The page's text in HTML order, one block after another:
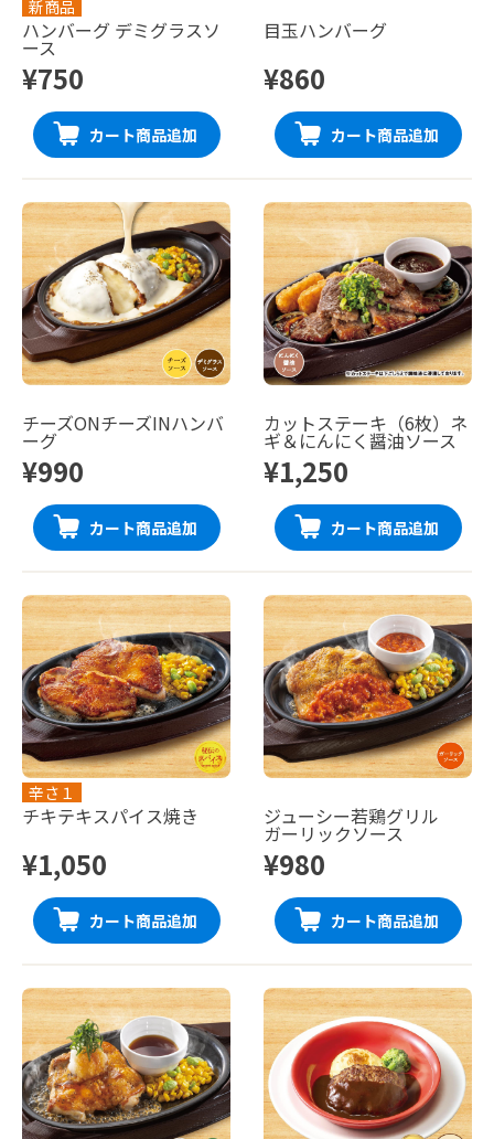
新商品
ハンバーグ デミグラスソ
ース
¥750
カート商品追加
目玉ハンバーグ
¥860
カート商品追加
チーズONチーズINハンバ
ーグ
¥990
カート商品追加
カットステーキ（6枚）ネ
ギ＆にんにく醤油ソース
¥1,250
カート商品追加
辛さ１
チキテキスパイス焼き
¥1,050
カート商品追加
ジューシー若鶏グリル
ガーリックソース
¥980
カート商品追加